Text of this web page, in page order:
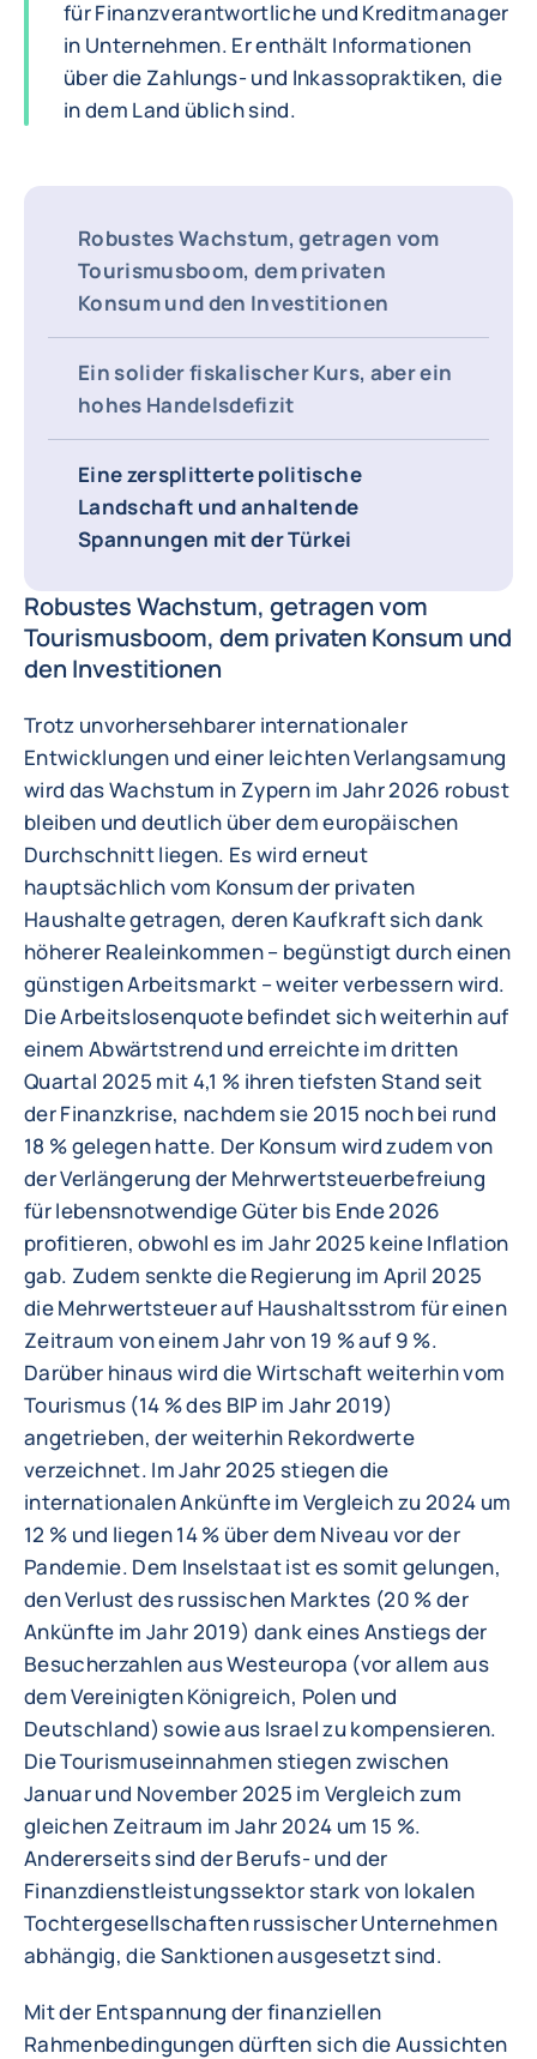
für Finanzverantwortliche und Kreditmanager
in Unternehmen. Er enthält Informationen
über die Zahlungs- und Inkassopraktiken, die
in dem Land üblich sind.
Robustes Wachstum, getragen vom
Tourismusboom, dem privaten
Konsum und den Investitionen
Ein solider fiskalischer Kurs, aber ein
hohes Handelsdefizit
Eine zersplitterte politische
Landschaft und anhaltende
Spannungen mit der Türkei
Robustes Wachstum, getragen vom
Tourismusboom, dem privaten Konsum und
den Investitionen
Trotz unvorhersehbarer internationaler
Entwicklungen und einer leichten Verlangsamung
wird das Wachstum in Zypern im Jahr 2026 robust
bleiben und deutlich über dem europäischen
Durchschnitt liegen. Es wird erneut
hauptsächlich vom Konsum der privaten
Haushalte getragen, deren Kaufkraft sich dank
höherer Realeinkommen – begünstigt durch einen
günstigen Arbeitsmarkt – weiter verbessern wird.
Die Arbeitslosenquote befindet sich weiterhin auf
einem Abwärtstrend und erreichte im dritten
Quartal 2025 mit 4,1 % ihren tiefsten Stand seit
der Finanzkrise, nachdem sie 2015 noch bei rund
18 % gelegen hatte. Der Konsum wird zudem von
der Verlängerung der Mehrwertsteuerbefreiung
für lebensnotwendige Güter bis Ende 2026
profitieren, obwohl es im Jahr 2025 keine Inflation
gab. Zudem senkte die Regierung im April 2025
die Mehrwertsteuer auf Haushaltsstrom für einen
Zeitraum von einem Jahr von 19 % auf 9 %.
Darüber hinaus wird die Wirtschaft weiterhin vom
Tourismus (14 % des BIP im Jahr 2019)
angetrieben, der weiterhin Rekordwerte
verzeichnet. Im Jahr 2025 stiegen die
internationalen Ankünfte im Vergleich zu 2024 um
12 % und liegen 14 % über dem Niveau vor der
Pandemie. Dem Inselstaat ist es somit gelungen,
den Verlust des russischen Marktes (20 % der
Ankünfte im Jahr 2019) dank eines Anstiegs der
Besucherzahlen aus Westeuropa (vor allem aus
dem Vereinigten Königreich, Polen und
Deutschland) sowie aus Israel zu kompensieren.
Die Tourismuseinnahmen stiegen zwischen
Januar und November 2025 im Vergleich zum
gleichen Zeitraum im Jahr 2024 um 15 %.
Andererseits sind der Berufs- und der
Finanzdienstleistungssektor stark von lokalen
Tochtergesellschaften russischer Unternehmen
abhängig, die Sanktionen ausgesetzt sind.
Mit der Entspannung der finanziellen
Rahmenbedingungen dürften sich die Aussichten